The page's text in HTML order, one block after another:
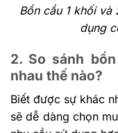
Bồn cầu 1 khối
dụng
2. So sánh
nhau thế nào?
Biết được sự khác
sẽ dễ dàng chọn